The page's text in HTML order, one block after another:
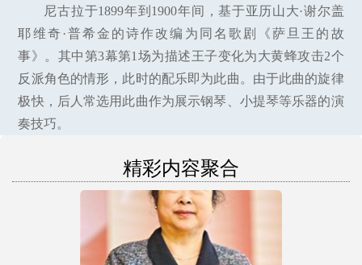
尼古拉于1899年到1900年间，基于亚历山大·谢尔盖
耶维奇·普希金的诗作改编为同名歌剧《萨旦王的故
事》。其中第3幕第1场为描述王子变化为大黄蜂攻击2个
反派角色的情形，此时的配乐即为此曲。由于此曲的旋律
极快，后人常选用此曲作为展示钢琴、小提琴等乐器的演
奏技巧。
精彩内容聚合